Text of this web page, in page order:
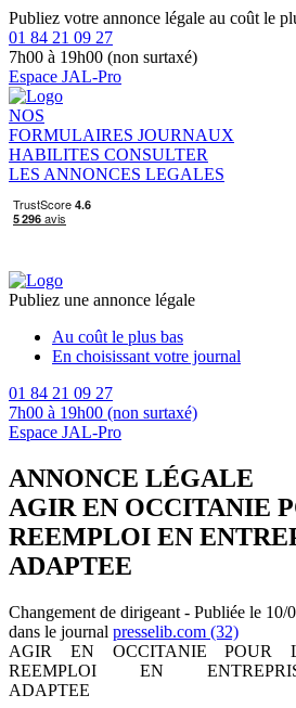
Publiez votre annonce légale au coût le
01 84 21 09 27
7h00 à 19h00 (non surtaxé)
Espace JAL-Pro
NOS
FORMULAIRES JOURNAUX
HABILITES CONSULTER
LES ANNONCES LEGALES
Publiez une annonce légale
Au coût le plus bas
En choisissant votre journal
01 84 21 09 27
7h00 à 19h00 (non surtaxé)
Espace JAL-Pro
ANNONCE LÉGALE
AGIR EN OCCITANIE
REEMPLOI EN
ADAPTEE
Changement de dirigeant - Publiée le 10/
dans le journal presselib.com (32)
AGIR EN OCCITANIE POUR
REEMPLOI EN
ADAPTEE